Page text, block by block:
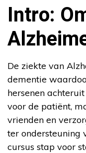
Intro:
De ziekte van
dementie
hersenen
voor de patiënt,
vrienden en
ter ondersteuning
cursus stap voor